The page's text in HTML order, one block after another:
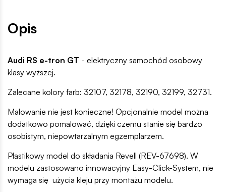
Opis
Audi RS e-tron GT - elektryczny samochód osobowy
klasy wyższej.
Zalecane kolory farb: 32107, 32178, 32190, 32199, 32731.
Malowanie nie jest konieczne! Opcjonalnie model można
dodatkowo pomalować, dzięki czemu stanie się bardzo
osobistym, niepowtarzalnym egzemplarzem.
Plastikowy model do składania Revell (REV-67698). W
modelu zastosowano innowacyjny Easy-Click-System, nie
wymaga się użycia kleju przy montażu modelu.